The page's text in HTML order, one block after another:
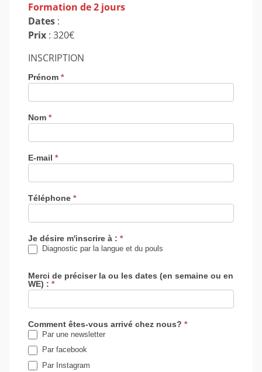
Formation de 2 jours
Dates :
Prix : 320€
INSCRIPTION
Prénom *
Nom *
E-mail *
Téléphone *
Je désire m'inscrire à : *
Diagnostic par la langue et du pouls
Merci de préciser la ou les dates (en semaine ou en
WE) : *
Comment êtes-vous arrivé chez nous? *
Par une newsletter
Par facebook
Par Instagram